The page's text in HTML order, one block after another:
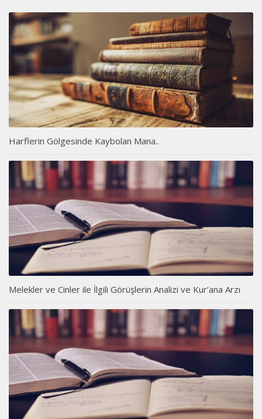
Harflerin Gölgesinde Kaybolan Mana..
Melekler ve Cinler ile İlgili Görüşlerin Analizi ve Kur’ana Arzı